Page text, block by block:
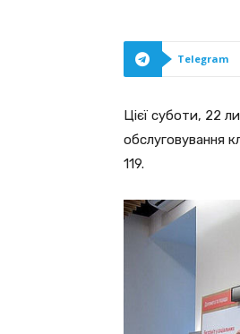
Telegram
Цієї суботи, 22
обслуговування
119.